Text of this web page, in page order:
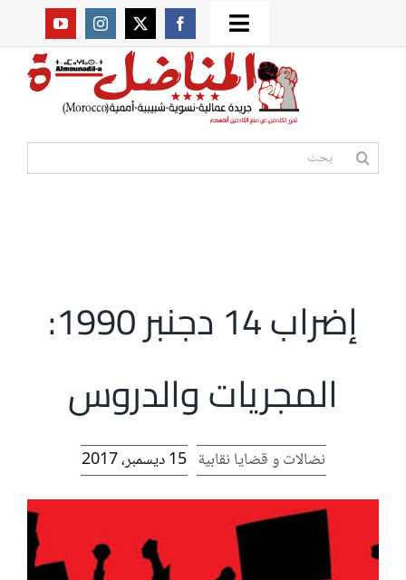
to
Toggle
Navigation
من نحن؟
مقالات
افتتاحية موقع المناضل-ة
روابط
البحث
إضراب 14 دجنبر 1990:
المجريات والدروس
نضالات و قضايا نقابية 15 ديسمبر، 2017